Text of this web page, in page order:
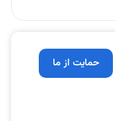
حمایت از ما